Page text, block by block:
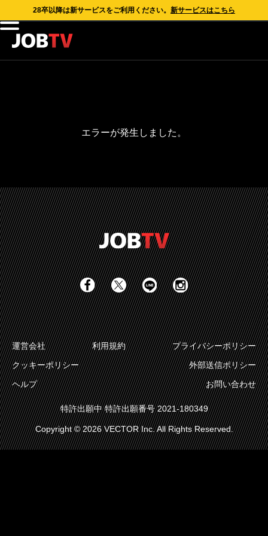
28卒以降は新サービスをご利用ください。 新サービスはこちら
通知設定
メール通知
LINE通知
エラーが発生しました。
運営会社 利用規約
プライバシーポリシー
クッキーポリシー
外部送信ポリシー
ヘルプ
お問い合わせ
特許出願中 特許出願番号 2021-180349
Copyright © 2026 VECTOR Inc. All Rights Reserved.